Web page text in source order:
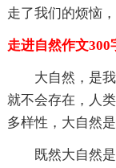
走了我们的烦恼
走进自然作文300
大自然，是
就不会存在，人
多样性，大自然
既然大自然